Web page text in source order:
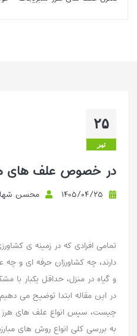
این مطلب راهکارهای تلفیقی
۲۵
تیر
در خصوص علف های
۱۴۰۵/۰۴/۲۵ محسن
تمامی افرادی که در زمینه ی
دارند، چه کشاورزان حرفه ای و
و گیاه در منزل، حداقل یکبار با
در این مقاله ابتدا توضیح می
چیست، سپس انواع علف های هرز
به بررسی کلی انواع روش های